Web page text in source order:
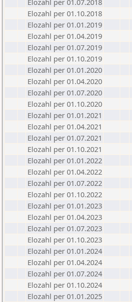
Elozahl per 01.07.2018
Elozahl per 01.10.2018
Elozahl per 01.01.2019
Elozahl per 01.04.2019
Elozahl per 01.07.2019
Elozahl per 01.10.2019
Elozahl per 01.01.2020
Elozahl per 01.04.2020
Elozahl per 01.07.2020
Elozahl per 01.10.2020
Elozahl per 01.01.2021
Elozahl per 01.04.2021
Elozahl per 01.07.2021
Elozahl per 01.10.2021
Elozahl per 01.01.2022
Elozahl per 01.04.2022
Elozahl per 01.07.2022
Elozahl per 01.10.2022
Elozahl per 01.01.2023
Elozahl per 01.04.2023
Elozahl per 01.07.2023
Elozahl per 01.10.2023
Elozahl per 01.01.2024
Elozahl per 01.04.2024
Elozahl per 01.07.2024
Elozahl per 01.10.2024
Elozahl per 01.01.2025